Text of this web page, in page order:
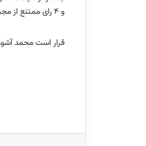
و ۴ رای ممتنع از مجموع ۲۵۴ نماینده حاضر با استعفای آشوری موافقت کردند.
قرار است محمد